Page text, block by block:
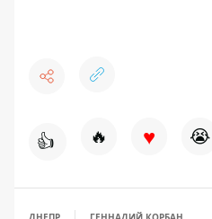
👍 🔥 ♥ 😭